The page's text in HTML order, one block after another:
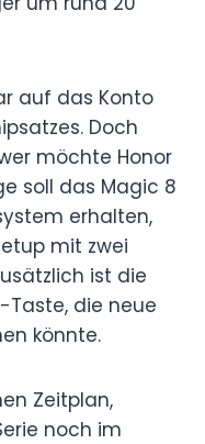
auf das Konto
Doch
möchte Honor
soll das Magic 8
erhalten,
mit zwei
ist die
Taste, die neue
könnte.
Zeitplan,
noch im